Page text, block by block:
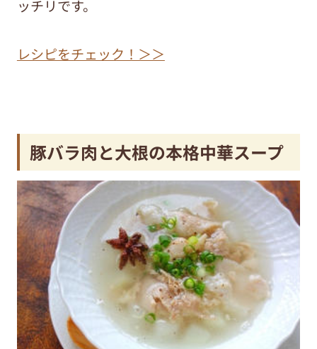
ッチリです。
レシピをチェック！＞＞
豚バラ肉と大根の本格中華スープ